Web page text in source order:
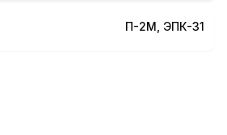
П-2М, ЭПК-31